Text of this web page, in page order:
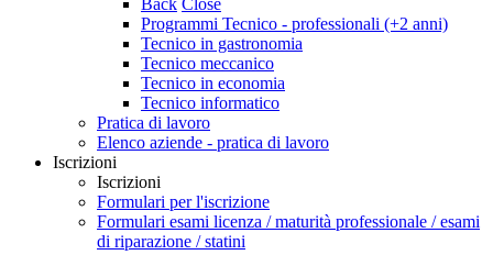
Back Close
Programmi Tecnico - professionali (+2 anni)
Tecnico in gastronomia
Tecnico meccanico
Tecnico in economia
Tecnico informatico
Pratica di lavoro
Elenco aziende - pratica di lavoro
Iscrizioni
Iscrizioni
Formulari per l'iscrizione
Formulari esami licenza / maturità professionale / esami
di riparazione / statini